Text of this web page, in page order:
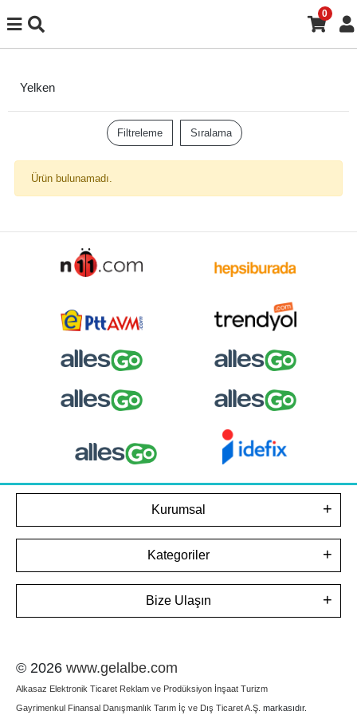
0
Yelken
Filtreleme Sıralama
Ürün bulunamadı.
Kurumsal
Kategoriler
Bize Ulaşın
© 2026 www.gelalbe.com
Alkasaz Elektronik Ticaret Reklam ve Prodüksiyon İnşaat Turizm
Gayrimenkul Finansal Danışmanlık Tarım İç ve Dış Ticaret A.Ş. markasıdır.